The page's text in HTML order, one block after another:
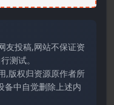
友投稿,网站不保证资
测试。
,版权归资源原作者所
备中自觉删除上述内